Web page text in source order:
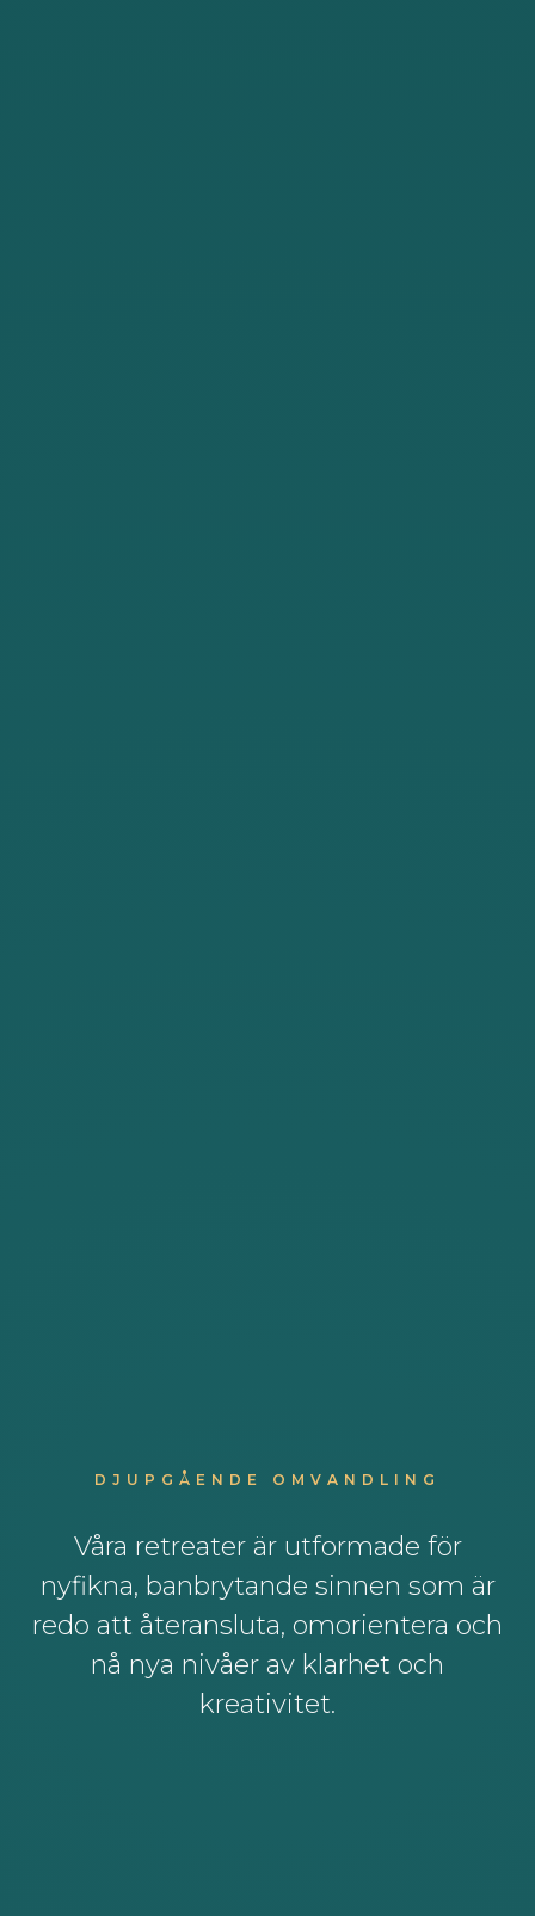
DJUPGÅENDE OMVANDLING
Våra retreater är utformade för
nyfikna, banbrytande sinnen som är
redo att återansluta, omorientera och
nå nya nivåer av klarhet och
kreativitet.